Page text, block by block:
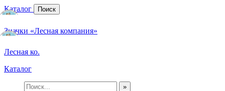
Каталог Поиск
Значки «Лесная компания»
Лесная ко.
Каталог
»